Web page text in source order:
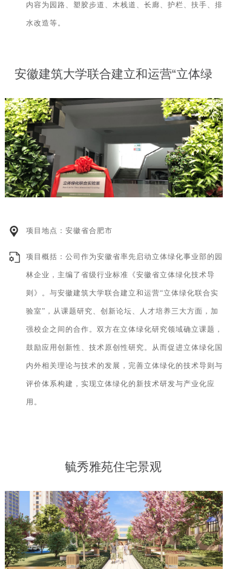
内容为园路、塑胶步道、木栈道、长廊、护栏、扶手、排
水改造等。
安徽建筑大学联合建立和运营“立体绿
化联合实验室”
项目地点：安徽省合肥市
项目概括：公司作为安徽省率先启动立体绿化事业部的园
林企业，主编了省级行业标准《安徽省立体绿化技术导
则》。与安徽建筑大学联合建立和运营“立体绿化联合实
验室”，从课题研究、创新论坛、人才培养三大方面，加
强校企之间的合作。双方在立体绿化研究领域确立课题，
鼓励应用创新性、技术原创性研究。从而促进立体绿化国
内外相关理论与技术的发展，完善立体绿化的技术导则与
评价体系构建，实现立体绿化的新技术研发与产业化应
用。
毓秀雅苑住宅景观